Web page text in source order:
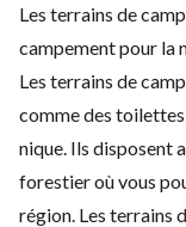
Les terrains de
campement pour la
Les terrains de
comme des
nique. Ils disposent
forestier où vous
région. Les terrains